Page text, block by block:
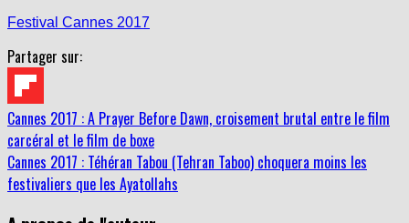
Festival Cannes 2017
Partager sur:
Cannes 2017 : A Prayer Before Dawn, croisement brutal entre le film
carcéral et le film de boxe
Cannes 2017 : Téhéran Tabou (Tehran Taboo) choquera moins les
festivaliers que les Ayatollahs